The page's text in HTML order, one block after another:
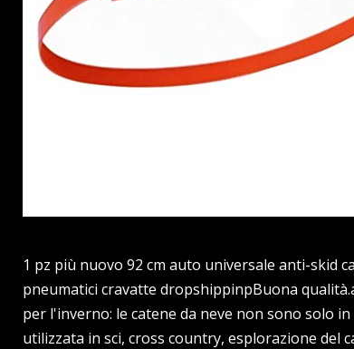
1 pz più nuovo 92 cm auto universale anti-skid
pneumatici cravatte dropshippinpBuona
per l'inverno: le catene da neve non sono solo
utilizzata in sci, cross country, esplorazione del